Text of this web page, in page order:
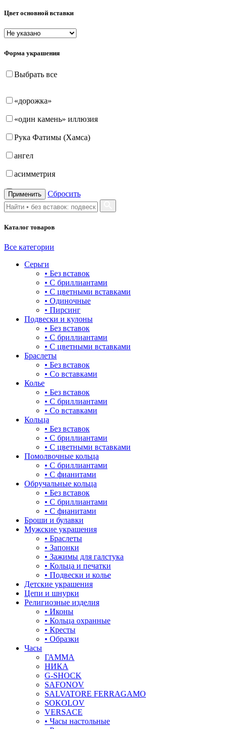
Цвет основной вставки
Форма украшения
Выбрать все
«дорожка»
«один камень» иллюзия
Рука Фатимы (Хамса)
ангел
асимметрия
бабочка
бантик
башня
бесконечность
буквы
булавка
гвоздь
деревья
длинные
для мам
драконы и змеи
другие религии
животный мир
жучки и букашки
звезды
знаки зодиака
капля
квадрат (куб)
клевер
корона
кошки
круг (шар)
крылья и перья
листья
ловец снов
лошадки и единороги
Применить Сбросить
Каталог товаров
Все категории
Серьги
• Без вставок
• С бриллиантами
• С цветными вставками
• Одиночные
• Пирсинг
Подвески и кулоны
• Без вставок
• С бриллиантами
• С цветными вставками
Браслеты
• Без вставок
• Со вставками
Колье
• Без вставок
• С бриллиантами
• Со вставками
Кольца
• Без вставок
• С бриллиантами
• С цветными вставками
Помолвочные кольца
• С бриллиантами
• С фианитами
Обручальные кольца
• Без вставок
• С бриллиантами
• С фианитами
Броши и булавки
Мужские украшения
• Браслеты
• Запонки
• Зажимы для галстука
• Кольца и печатки
• Подвески и колье
Детские украшения
Цепи и шнурки
Религиозные изделия
• Иконы
• Кольца охранные
• Кресты
• Образки
Часы
ГАММА
НИКА
G-SHOCK
SAFONOV
SALVATORE FERRAGAMO
SOKOLOV
VERSACE
• Часы настольные